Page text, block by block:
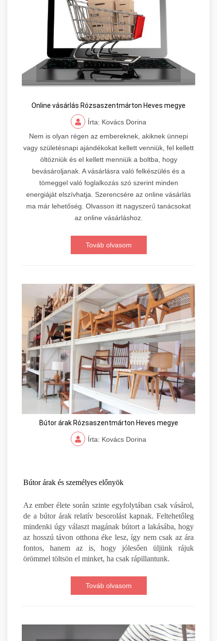
Online vásárlás Rózsaszentmárton Heves megye
Írta: Kovács Dorina
Nem is olyan régen az embereknek, akiknek ünnepi
vagy születésnapi ajándékokat kellett venniük, fel kellett
öltözniük és el kellett menniük a boltba, hogy
bevásároljanak. A vásárlásra való felkészülés és a
tömeggel való foglalkozás szó szerint minden
energiáját elszívhatja. Szerencsére az online vásárlás
ma már lehetőség. Olvasson itt nagyszerű tanácsokat
az online vásárláshoz.
Továb olvasom
Bútor árak Rózsaszentmárton Heves megye
Írta: Kovács Dorina
Bútor árak és személyes előnyök
Az ember élete során szinte egyfolytában csak vásárol,
de a bútor árak relatív besorolást kapnak. Feltehetőleg
mindenki úgy választ magának bútort a lakásába, hogy
az hosszú távon otthona éke lesz, így nem csak az ára
fontos, hanem az is, hogy jólesően üljünk rájuk
örömmel töltsön el minket, ha csak rápillantunk.
Továb olvasom